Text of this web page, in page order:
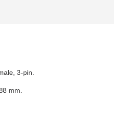
3-pin.
mm.